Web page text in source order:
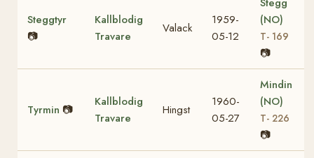
Steggtyr
📷
Kallblodig
Travare
Valack
1959-
05-12
(NO)
T- 169
📷
Tyrmin 📷
Kallblodig
Travare
Hingst
1960-
05-27
Mindin
(NO)
T- 226
📷